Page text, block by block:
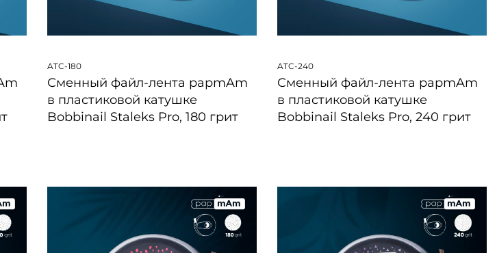
ATC-180
Сменный файл-лента papmAm
в пластиковой катушке
Bobbinail Staleks Pro, 180 грит
ATC-240
Сменный файл-лента papmAm
в пластиковой катушке
Bobbinail Staleks Pro, 240 грит